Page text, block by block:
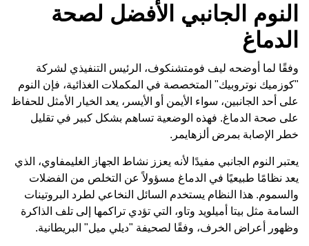
النوم الجانبي الأفضل لصحة
الدماغ
وفقًا لما أوضحه ليف فومتشنكوف، الرئيس التنفيذي لشركة
"كوزميك نوتروبيك" المتخصصة في المكملات الغذائية، فإن النوم
على أحد الجانبين، سواء الأيمن أو الأيسر، يعد الخيار الأمثل للحفاظ
على صحة الدماغ. فهذه الوضعية تساهم بشكل كبير في تقليل
خطر الإصابة بمرض ألزهايمر.
يعتبر النوم الجانبي مفيدًا لأنه يعزز نشاط الجهاز الغليمفاوي، الذي
يعد نظامًا طبيعيًا في الدماغ مسؤولاً عن التخلص من الفضلات
والسموم. هذا النظام يستخدم السائل النخاعي لطرد البروتينات
السامة مثل بيتا أميلويد وتاو، التي تؤدي تراكمها إلى تلف الذاكرة
وظهور أعراض الخرف، وفقًا لصحيفة "ديلي ميل" البريطانية.